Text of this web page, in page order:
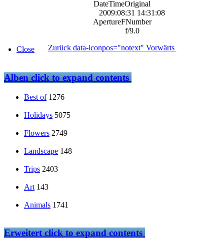
DateTimeOriginal
2009:08:31 14:31:08
ApertureFNumber
f/9.0
Zurück data-iconpos="notext" Vorwärts
Close
Albenclick to expand contents
Best of 1276
Holidays 5075
Flowers 2749
Landscape 148
Trips 2403
Art 143
Animals 1741
Erweitertclick to expand contents